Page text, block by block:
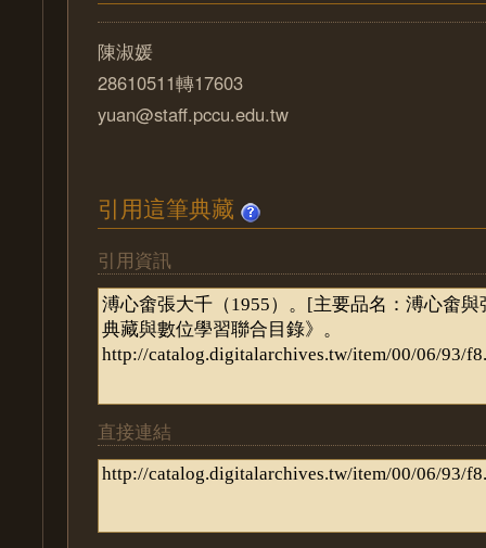
陳淑媛
28610511轉17603
yuan@staff.pccu.edu.tw
引用這筆典藏
引用資訊
直接連結